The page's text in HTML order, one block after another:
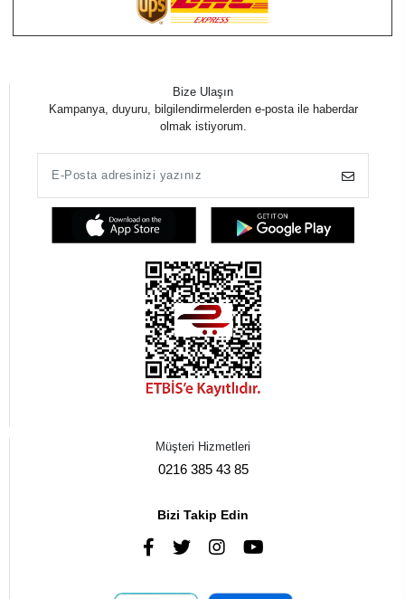
Bize Ulaşın
Kampanya, duyuru, bilgilendirmelerden e-posta ile haberdar
olmak istiyorum.
Müşteri Hizmetleri
0216 385 43 85
Bizi Takip Edin